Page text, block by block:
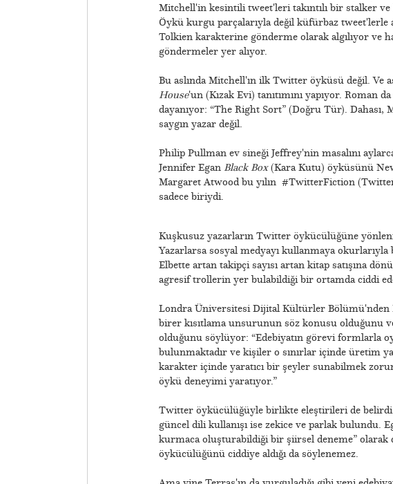
Mitchell'in kesintili tweet'leri takıntılı bir stalker ve
Öykü kurgu parçalarıyla değil küfürbaz
Tolkien karakterine gönderme olarak algılıyor ve
göndermeler yer alıyor.
Bu aslında Mitchell'ın ilk Twitter öyküsü değil. Ve
House'un (Kızak Evi) tanıtımını yapıyor. Roman
dayanıyor: “The Right Sort” (Doğru Tür).
saygın yazar değil.
Philip Pullman ev sineği Jeffrey'nin masalını
Jennifer Egan Black Box(Kara Kutu) öyküsünü
Margaret Atwood bu yılın #TwitterFiction
sadece biriydi.
Kuşkusuz yazarların Twitter öykücülüğüne
Yazarlarsa sosyal medyayı kullanmaya
Elbette artan takipçi sayısı artan kitap satışına
agresif trollerin yer bulabildiği bir ortamda ciddi
Londra Üniversitesi Dijital Kültürler Bölümü'nden
birer kısıtlama unsurunun söz konusu olduğunu
olduğunu söylüyor: “Edebiyatın görevi formlarla
bulunmaktadır ve kişiler o sınırlar içinde üretim
karakter içinde yaratıcı bir şeyler sunabilmek
öykü deneyimi yaratıyor.”
Twitter öykücülüğüyle birlikte eleştirileri de
güncel dili kullanışı ise zekice ve parlak bulundu.
kurmaca oluşturabildiği bir şiirsel deneme”
öykücülüğünü ciddiye aldığı da söylenemez.